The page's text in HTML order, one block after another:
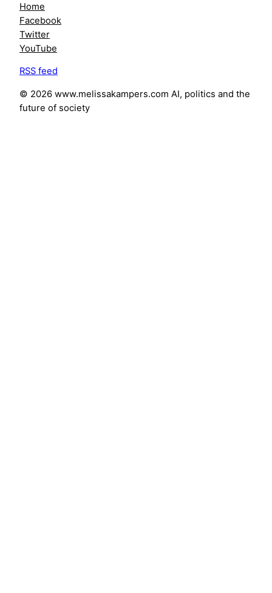
Home
Facebook
Twitter
YouTube
RSS feed
© 2026 www.melissakampers.com AI, politics and the
future of society